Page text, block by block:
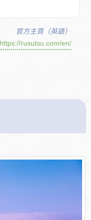
官方主頁（英語）
https://rusutsu.com/en/